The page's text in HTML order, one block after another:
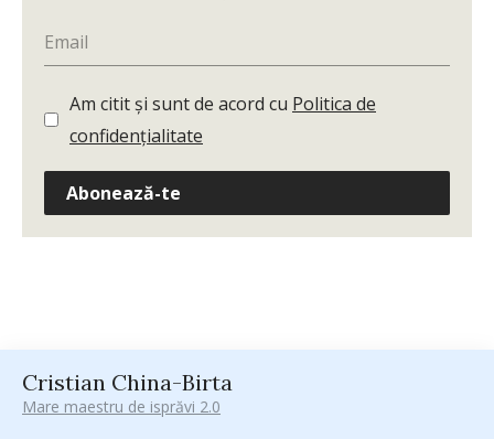
Am citit și sunt de acord cu Politica de
confidențialitate
Abonează-te
Cristian China-Birta
Mare maestru de isprăvi 2.0